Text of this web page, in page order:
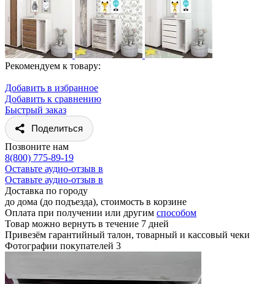
Рекомендуем к товару:
Добавить в избранное
Добавить к сравнению
Быстрый заказ
Поделиться
Позвоните нам
8(800) 775-89-19
Оставьте аудио-отзыв в
Оставьте аудио-отзыв в
Доставка по городу
до дома (до подъезда), стоимость в корзине
Оплата при получении или другим способом
Товар можно вернуть в течение 7 дней
Привезём гарантийный талон, товарный и кассовый чеки
Фотографии покупателей 3